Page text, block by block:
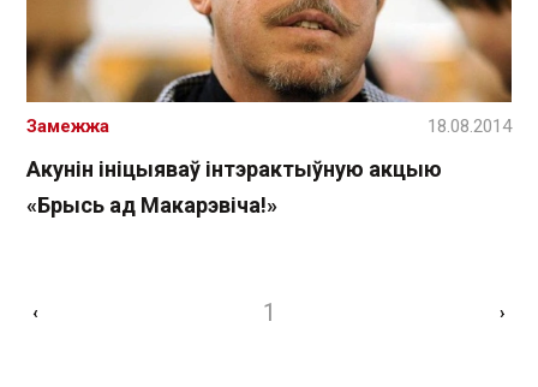
Акунін ініцыяваў інтэрактыўную акцыю
«Брысь ад Макарэвіча!»
Замежжа 18.08.2014
‹ 1 ›